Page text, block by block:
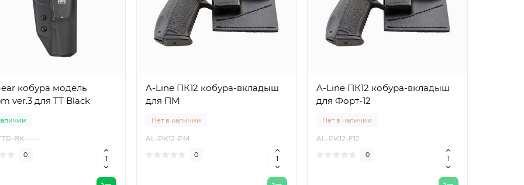
кобура модель
ver.3 для ТТ Black
BK-----
0
A-Line ПК12 кобура-вкладыш
для ПМ
Нет в наличии
AL-PK12-PM
0
A-Line ПК12 кобура-вкладыш
для Форт-12
Нет в наличии
AL-PK12-F12
0